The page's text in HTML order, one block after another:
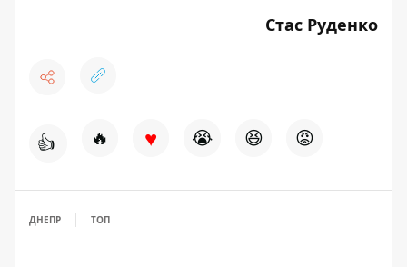
Стас Руденко
👍 🔥 ♥ 😭 😆 😡
ДНЕПР ТОП